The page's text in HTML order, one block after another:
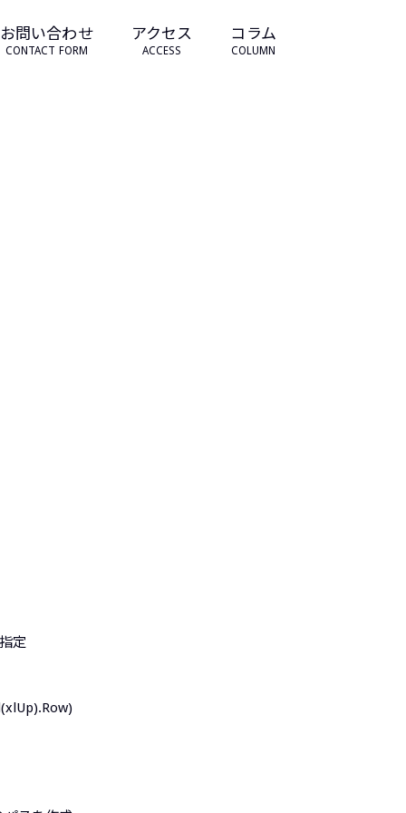
お問い合わせ
CONTACT FORM
アクセス
ACCESS
コラム
COLUMN
定